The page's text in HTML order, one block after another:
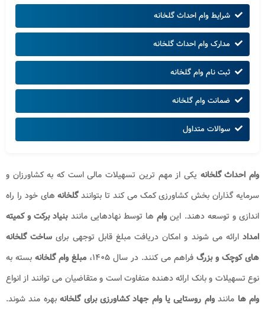
شرایط وام احداث گلخانه
مدارک وام احداث گلخانه
ثبت نام وام گلخانه
ضمانت وام گلخانه
سوالات متداول
وام احداث گلخانه یکی از مهم ترین تسهیلات مالی است که به کشاورزان و
سرمایه گذاران بخش کشاورزی کمک می کند تا بتوانندگلخانه های خود را راه
اندازی و توسعه دهند. این وام ها توسط نهادهایی مانند بنیاد برکت و کمیته
امدادارائه می شوند و امکان دریافت مبلغ قابل توجهی برایساخت گلخانه
های کوچک و بزرگ فراهم می کنند. در سال ۱۴۰۵، مبلغ وام گلخانه بسته به
نوع تسهیلات و بانک ارائه دهنده متفاوت است و متقاضیان می توانند از انواع
وام ها مانندوام روستایی یا وام جهاد کشاورزی برای گلخانهبهره مند شوند.